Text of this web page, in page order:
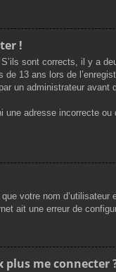
!
sont corrects, il y a
13 ans lors de
un administrateur
adresse incorrecte
votre nom
ait une erreur de
plus me connecter